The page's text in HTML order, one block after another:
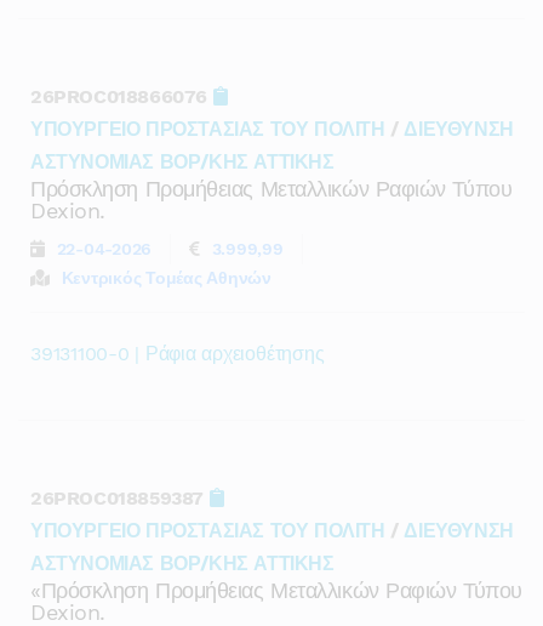
26PROC018866076
ΥΠΟΥΡΓΕΙΟ ΠΡΟΣΤΑΣΙΑΣ ΤΟΥ ΠΟΛΙΤΗ / ΔΙΕΥΘΥΝΣΗ
ΑΣΤΥΝΟΜΙΑΣ ΒΟΡ/ΚΗΣ ΑΤΤΙΚΗΣ
Πρόσκληση Προμήθειας Μεταλλικών Ραφιών Τύπου
Dexion.
22-04-2026
3.999,99
Κεντρικός Τομέας Αθηνών
39131100-0 | Ράφια αρχειοθέτησης
26PROC018859387
ΥΠΟΥΡΓΕΙΟ ΠΡΟΣΤΑΣΙΑΣ ΤΟΥ ΠΟΛΙΤΗ / ΔΙΕΥΘΥΝΣΗ
ΑΣΤΥΝΟΜΙΑΣ ΒΟΡ/ΚΗΣ ΑΤΤΙΚΗΣ
«πρόσκληση Προμήθειας Μεταλλικών Ραφιών Τύπου
Dexion.